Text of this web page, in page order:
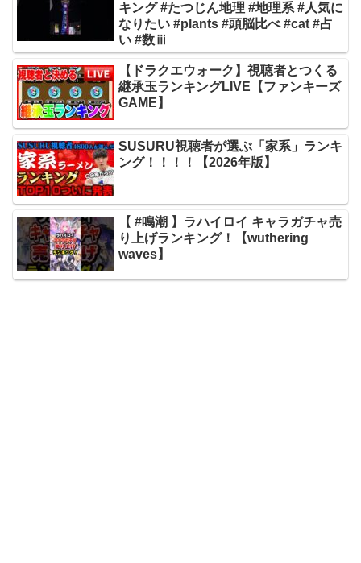
キング #たつじん地理 #地理系 #人気に
なりたい #plants #頭脳比べ #cat #占
い #数ⅲ
【ドラクエウォーク】視聴者とつくる
継承玉ランキングLIVE【ファンキーズ
GAME】
SUSURU視聴者が選ぶ「家系」ランキ
ング！！！！【2026年版】
【 #鳴潮 】ラハイロイ キャラガチャ売
り上げランキング！【wuthering
waves】